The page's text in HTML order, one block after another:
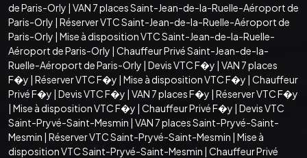
de Paris-Orly | VAN 7 places Saint-Jean-de-la-Ruelle-Aéroport de
Paris-Orly | Réserver VTC Saint-Jean-de-la-Ruelle-Aéroport de
Paris-Orly | Mise à disposition VTC Saint-Jean-de-la-Ruelle-
Aéroport de Paris-Orly | Chauffeur Privé Saint-Jean-de-la-
Ruelle-Aéroport de Paris-Orly | Devis VTC F�y | VAN 7 places
F�y | Réserver VTC F�y | Mise à disposition VTC F�y | Chauffeur
Privé F�y | Devis VTC F�y | VAN 7 places F�y | Réserver VTC F�y
| Mise à disposition VTC F�y | Chauffeur Privé F�y | Devis VTC
Saint-Pryvé-Saint-Mesmin | VAN 7 places Saint-Pryvé-Saint-
Mesmin | Réserver VTC Saint-Pryvé-Saint-Mesmin | Mise à
disposition VTC Saint-Pryvé-Saint-Mesmin | Chauffeur Privé